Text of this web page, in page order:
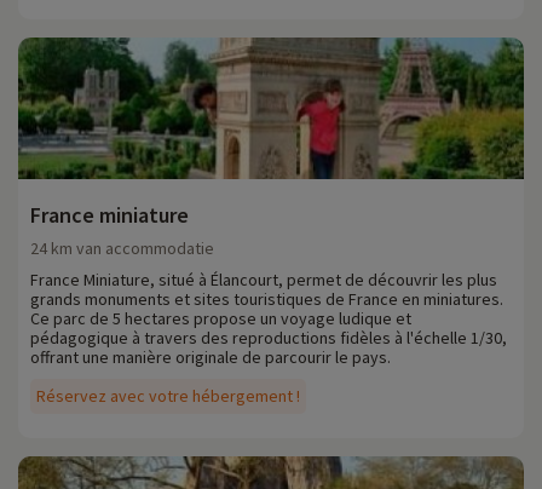
France miniature
Réservez avec votre hébergement !
24 km van accommodatie
France Miniature, situé à Élancourt, permet de découvrir les plus
grands monuments et sites touristiques de France en miniatures.
Ce parc de 5 hectares propose un voyage ludique et
pédagogique à travers des reproductions fidèles à l'échelle 1/30,
offrant une manière originale de parcourir le pays.